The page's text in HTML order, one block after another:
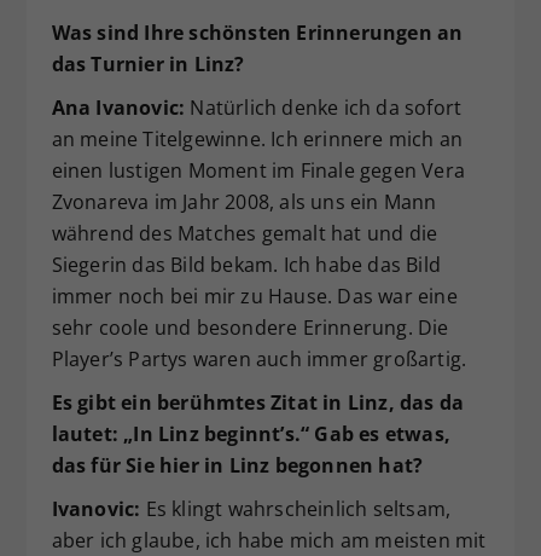
Was sind Ihre schönsten Erinnerungen an
das Turnier in Linz?
Ana Ivanovic: Natürlich denke ich da sofort
an meine Titelgewinne. Ich erinnere mich an
einen lustigen Moment im Finale gegen Vera
Zvonareva im Jahr 2008, als uns ein Mann
während des Matches gemalt hat und die
Siegerin das Bild bekam. Ich habe das Bild
immer noch bei mir zu Hause. Das war eine
sehr coole und besondere Erinnerung. Die
Player’s Partys waren auch immer großartig.
Es gibt ein berühmtes Zitat in Linz, das da
lautet: „In Linz beginnt’s.“ Gab es etwas,
das für Sie hier in Linz begonnen hat?
Ivanovic: Es klingt wahrscheinlich seltsam,
aber ich glaube, ich habe mich am meisten mit